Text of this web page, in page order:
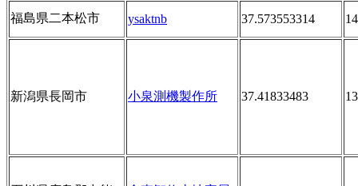
福島県二本松市 ysaktnb 37.573553314
新潟県長岡市 小泉測機製作所 37.41833483